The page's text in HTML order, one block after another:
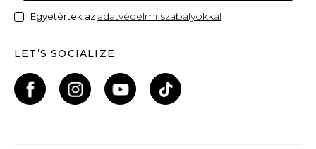
Egyetértek az adatvédelmi szabályokkal
LET’S SOCIALIZE